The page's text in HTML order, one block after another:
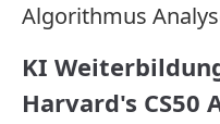
Algorithmus
KI
Harvard's